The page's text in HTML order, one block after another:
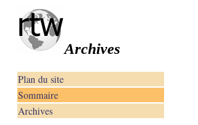
Archives
Plan du site
Sommaire
Archives